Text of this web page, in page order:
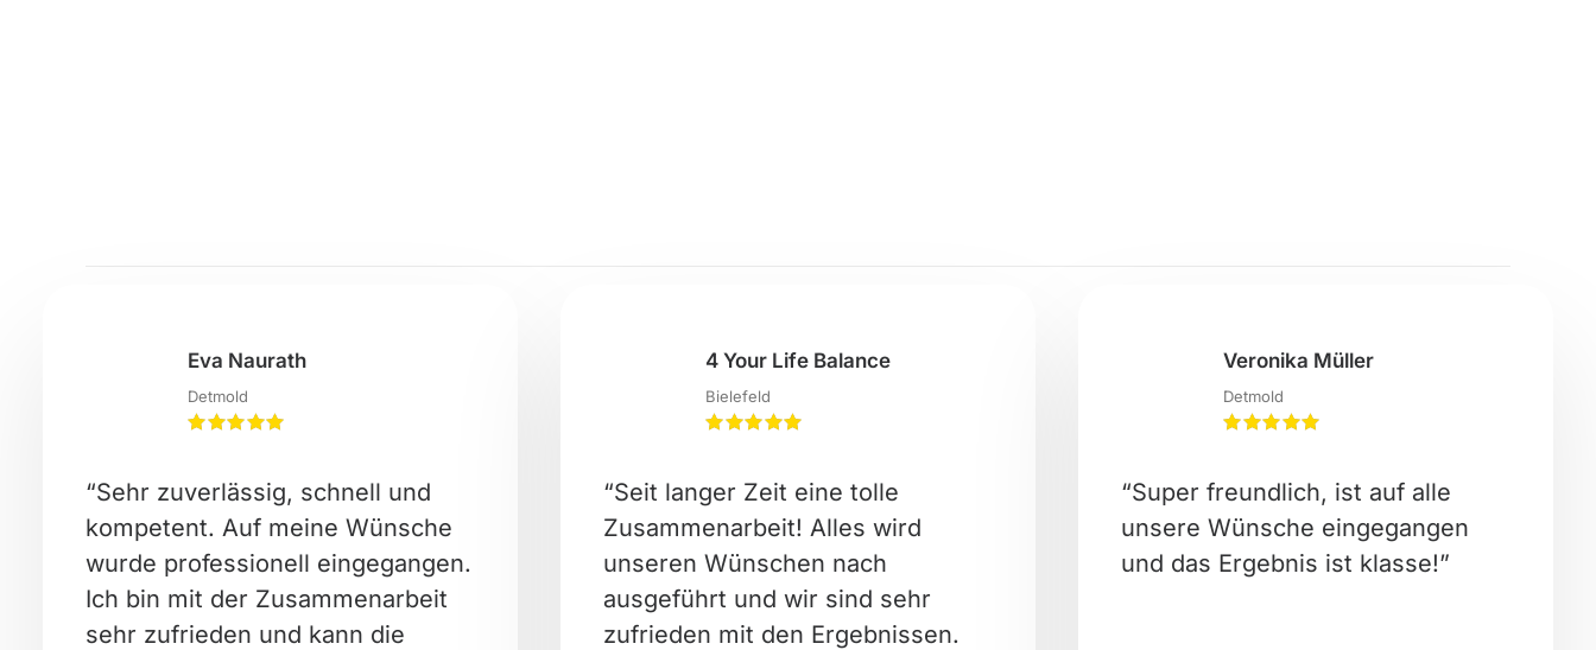
Eva Naurath
Detmold
“Sehr zuverlässig, schnell und
kompetent. Auf meine Wünsche
wurde professionell eingegangen.
Ich bin mit der Zusammenarbeit
sehr zufrieden und kann die
4 Your Life Balance
Bielefeld
“Seit langer Zeit eine tolle
Zusammenarbeit! Alles wird
unseren Wünschen nach
ausgeführt und wir sind sehr
zufrieden mit den Ergebnissen.
Veronika Müller
Detmold
“Super freundlich, ist auf alle
unsere Wünsche eingegangen
und das Ergebnis ist klasse!”